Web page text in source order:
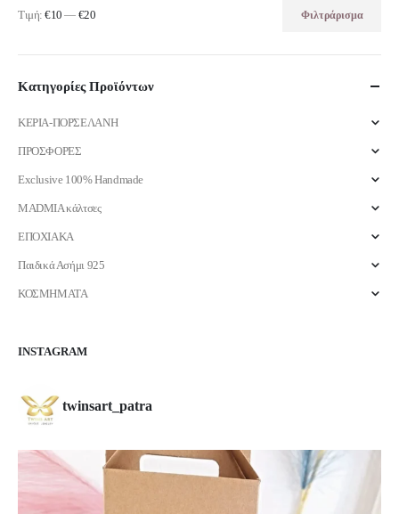
Ελάχιστη
Μέγιστη
Φιλτράρισμα
Τιμή:€10 — €20
Κατηγορίες Προϊόντων
ΚΕΡΙΑ-ΠΟΡΣΕΛΑΝΗ
ΠΡΟΣΦΟΡΕΣ
Exclusive 100% Handmade
MADMIA κάλτσες
ΕΠΟΧΙΑΚΑ
Παιδικά Ασήμι 925
ΚΟΣΜΗΜΑΤΑ
INSTAGRAM
twinsart_patra